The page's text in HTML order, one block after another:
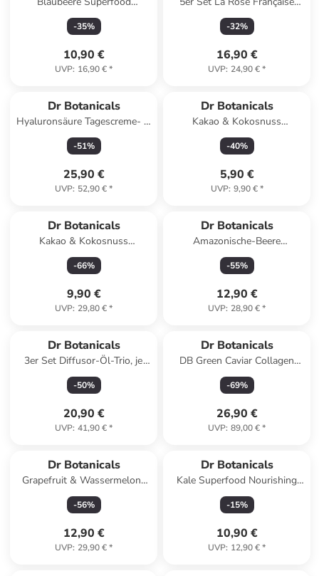
Antioxidantien
Körperfeuchtigkeitspflege -
-35%
10,90 €
UVP: 16,90 €*
Gesichtsreinigungsbar, je
100g
-32%
16,90 €
UVP: 24,90 €*
Dr Botanicals
Hyaluronsäure Tagescreme- &
Masken-Set
-51%
25,90 €
UVP: 52,90 €*
Dr Botanicals
Kakao & Kokosnuss
Superfood
Gesichtsreinigungsbar 100gr
-40%
5,90 €
UVP: 9,90 €*
Dr Botanicals
Kakao & Kokosnuss
Feuchtigkeitsmaske Duo –
Belebende Pflege 30ml +
-66%
9,90 €
UVP: 29,80 €*
Dr Botanicals
Amazonische-Beere
Tagescreme 15 ml
-55%
12,90 €
UVP: 28,90 €*
Dr Botanicals
3er Set Diffusor-Öl-Trio, je
15ml
-50%
20,90 €
UVP: 41,90 €*
Dr Botanicals
DB Green Caviar Collagen
Feuchtigkeitscreme für Tag
und Nacht 50ml
-69%
26,90 €
UVP: 89,00 €*
Dr Botanicals
Grapefruit & Wassermelone
Reinigungs-Duo – Frischekick
-56%
12,90 €
UVP: 29,90 €*
Dr Botanicals
Kale Superfood Nourishing
Day Moisturiser 30ml
-15%
10,90 €
UVP: 12,90 €*